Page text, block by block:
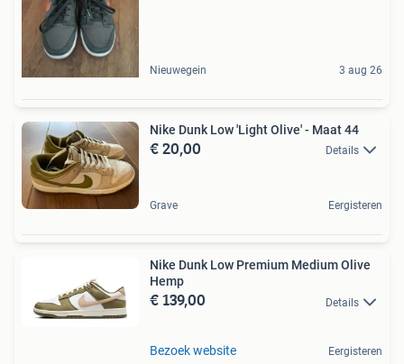
Nieuwegein 3 aug 26
Nike Dunk Low 'Light Olive' - Maat 44
€ 20,00 Details
Grave Eergisteren
Nike Dunk Low Premium Medium Olive
Hemp
€ 139,00 Details
Bezoek website Eergisteren